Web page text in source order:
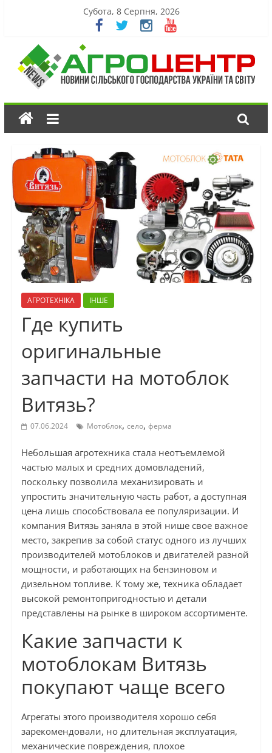
Субота, 8 Серпня, 2026
АГРОТЕХНІКА ІНШЕ
Где купить
оригинальные
запчасти на мотоблок
Витязь?
07.06.2024 Мотоблок, село, ферма
Небольшая агротехника стала неотъемлемой
частью малых и средних домовладений,
поскольку позволила механизировать и
упростить значительную часть работ, а доступная
цена лишь способствовала ее популяризации. И
компания Витязь заняла в этой нише свое важное
место, закрепив за собой статус одного из лучших
производителей мотоблоков и двигателей разной
мощности, и работающих на бензиновом и
дизельном топливе. К тому же, техника обладает
высокой ремонтопригодностью и детали
представлены на рынке в широком ассортименте.
Какие запчасти к
мотоблокам Витязь
покупают чаще всего
Агрегаты этого производителя хорошо себя
зарекомендовали, но длительная эксплуатация,
механические повреждения, плохое